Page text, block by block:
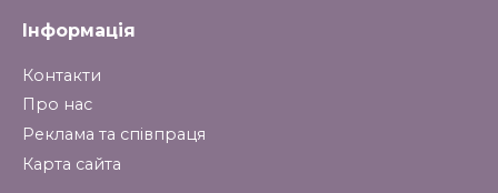
Інформація
Контакти
Про нас
Реклама та співпраця
Карта сайта